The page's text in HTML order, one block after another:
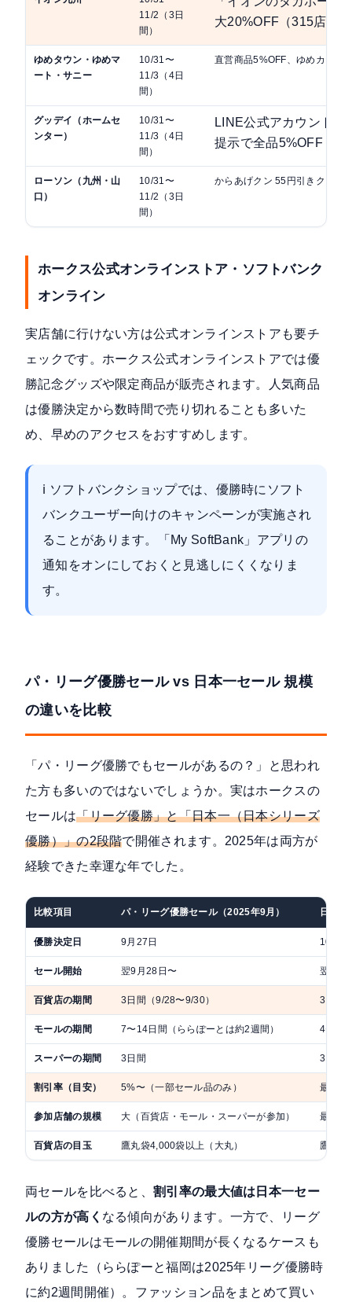
11/2（3日
間）
大20%OFF（315店舗）
ゆめタウン・ゆめマ
ート・サニー
10/31〜
11/3（4日
間）
直営商品5%OFF、ゆめカード
グッデイ（ホームセ
ンター）
10/31〜
11/3（4日
間）
LINE公式アカウント友
提示で全品5%OFF
ローソン（九州・山
口）
10/31〜
11/2（3日
間）
からあげクン 55円引きクーポ
ホークス公式オンラインストア・ソフトバンク
オンライン
実店舗に行けない方は公式オンラインストアも要チ
ェックです。 ホークス公式オンラインストアでは優
勝記念グッズや限定商品が販売されます。人気商品
は優勝決定から数時間で売り切れることも多いた
め、早めのアクセスをおすすめします。
ℹ️ ソフトバンクショップでは、優勝時にソフト
バンクユーザー向けのキャンペーンが実施され
ることがあります。「My SoftBank」アプリの
通知をオンにしておくと見逃しにくくなりま
す。
パ・リーグ優勝セール vs 日本一セール 規模
の違いを比較
「パ・リーグ優勝でもセールがあるの？」と思われ
た方も多いのではないでしょうか。実はホークスの
セールは「リーグ優勝」と「日本一（日本シリーズ
優勝）」の2段階で開催されます。2025年は両方が
経験できた幸運な年でした。
比較項目 パ・リーグ優勝セール（2025年9月） 日本
優勝決定日 9月27日 10月
セール開始 翌9月28日〜 翌10
百貨店の期間 3日間（9/28〜9/30） 3日間
モールの期間 7〜14日間（ららぽーとは約2週間） 4〜7
スーパーの期間 3日間 3日間
割引率（目安） 5%〜（一部セール品のみ） 最大
参加店舗の規模 大（百貨店・モール・スーパーが参加） 最大（
百貨店の目玉 鷹丸袋4,000袋以上（大丸） 鷹丸袋
両セールを比べると、割引率の最大値は日本一セー
ルの方が高く なる傾向があります。一方で、リーグ
優勝セールはモールの開催期間が長くなるケースも
ありました（ららぽーと福岡は2025年リーグ優勝時
に約2週間開催）。ファッション品をまとめて買い